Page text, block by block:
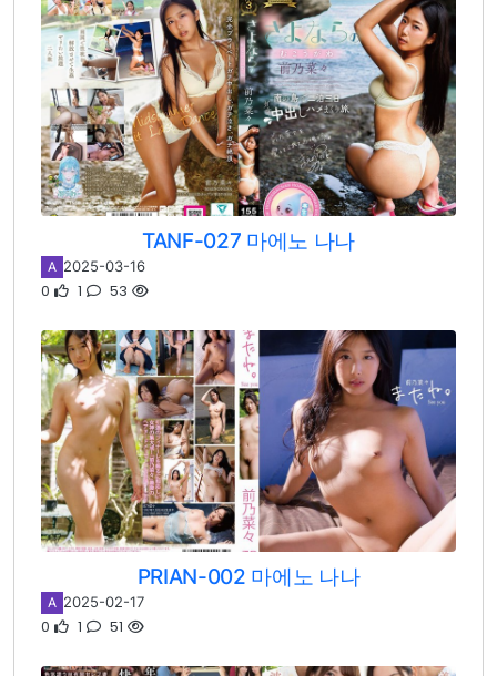
TANF-027 마에노 나나
A 2025-03-16
0 1 53
PRIAN-002 마에노 나나
A 2025-02-17
0 1 51